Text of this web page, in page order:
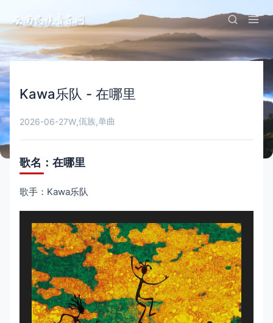
Kawa乐队 - 在哪里
2026-06-27W,佤族,单曲
歌名：在哪里
歌手：Kawa乐队